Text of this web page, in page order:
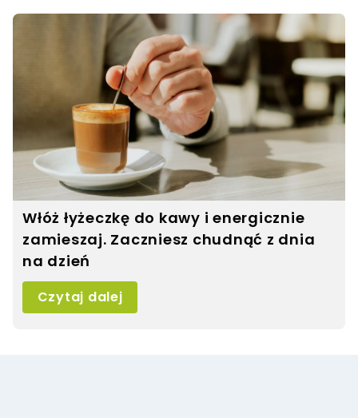
Włóż łyżeczkę do kawy i energicznie
zamieszaj. Zaczniesz chudnąć z dnia
na dzień
Czytaj dalej